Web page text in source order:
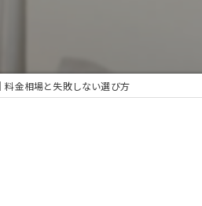
料金相場と失敗しない選び方